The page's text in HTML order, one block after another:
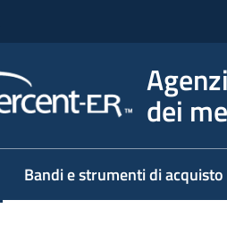
dei
Bandi e strumenti di acquisto